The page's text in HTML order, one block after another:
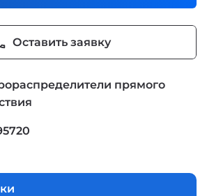
Оставить заявку
прямого